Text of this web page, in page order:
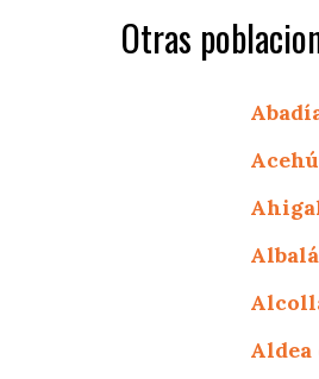
Otras
Albalá
Aldea